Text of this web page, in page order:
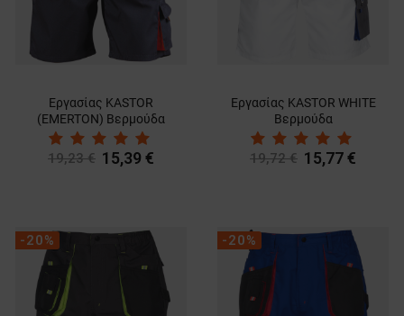
Εργασίας KASTOR
(EMERTON) Bερμούδα
19,23 € 15,39 €
Εργασίας KASTOR WHITE
Bερμούδα
19,72 € 15,77 €
-20% -20%